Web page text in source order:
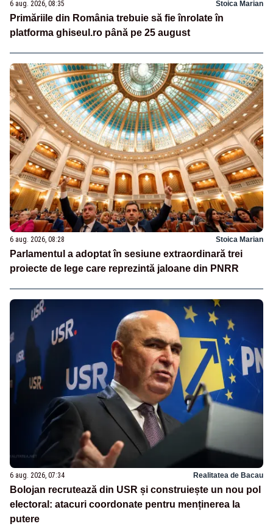
6 aug. 2026, 08:35 Stoica Marian
Primăriile din România trebuie să fie înrolate în
platforma ghiseul.ro până pe 25 august
6 aug. 2026, 08:28 Stoica Marian
Parlamentul a adoptat în sesiune extraordinară trei
proiecte de lege care reprezintă jaloane din PNRR
6 aug. 2026, 07:34 Realitatea de Bacau
Bolojan recrutează din USR și construiește un nou pol
electoral: atacuri coordonate pentru menținerea la
putere